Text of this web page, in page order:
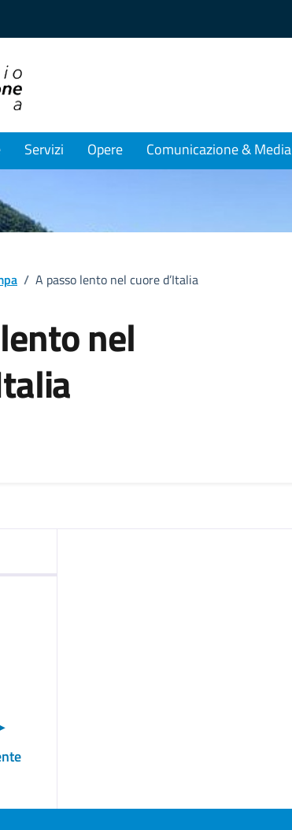
Servizi Opere Comunicazione & Media
/ A passo lento nel cuore d’Italia
nel